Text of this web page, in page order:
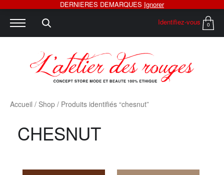
Identifiez-vous 0
Accueil / Shop / Produits identifiés “chesnut”
CHESNUT
DERNIERES DEMARQUES Ignorer